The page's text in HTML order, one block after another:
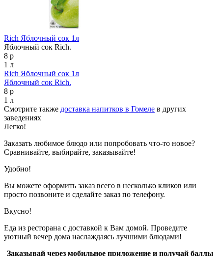
Rich Яблочный сок 1л
Яблочный сок Rich.
8 р
1 л
Rich Яблочный сок 1л
Яблочный сок Rich.
8 р
1 л
Смотрите также доставка напитков в Гомеле в других
заведениях
Легко!
Заказать любимое блюдо или попробовать что-то новое?
Сравнивайте, выбирайте, заказывайте!
Удобно!
Вы можете оформить заказ всего в несколько кликов или
просто позвоните и сделайте заказ по телефону.
Вкусно!
Еда из ресторана с доставкой к Вам домой. Проведите
уютный вечер дома наслаждаясь лучшими блюдами!
Заказывай через мобильное приложение и получай баллы